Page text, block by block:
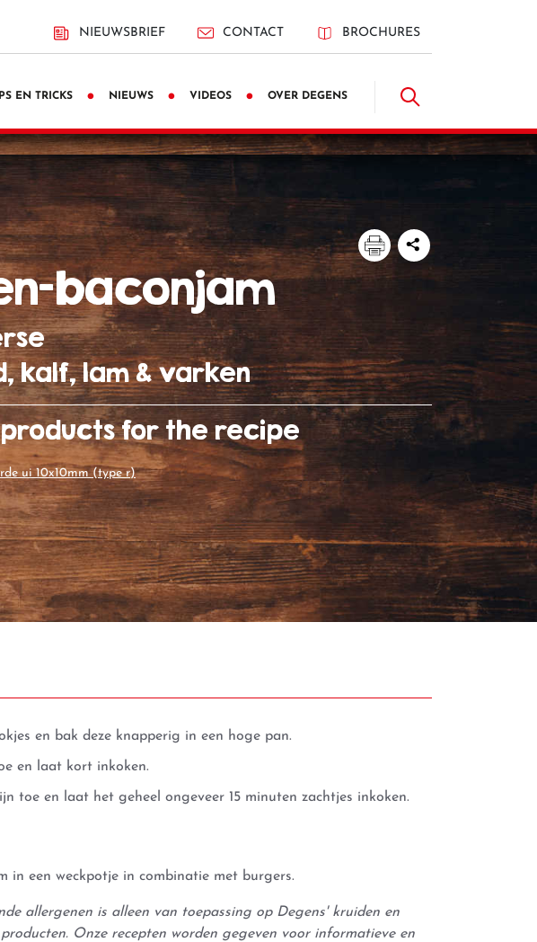
NIEUWSBRIEF CONTACT BROCHURES
EN TRICKS NIEUWS VIDEOS OVER DEGENS
baconjam
kalf, lam & varken
for the recipe
ui 10x10mm (type r)
en bak deze knapperig in een hoge pan.
en laat kort inkoken.
toe en laat het geheel ongeveer 15 minuten zachtjes inkoken.
in een weckpotje in combinatie met burgers.
allergenen is alleen van toepassing op Degens' kruiden en
Onze recepten worden gegeven voor informatieve en